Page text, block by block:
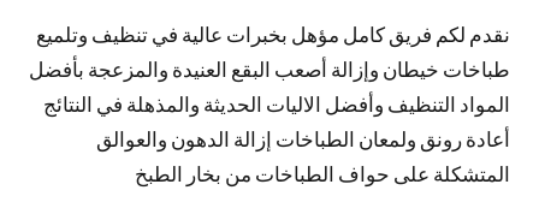
نقدم لكم فريق كامل مؤهل بخبرات عالية في تنظيف وتلميع
طباخات خيطان وإزالة أصعب البقع العنيدة والمزعجة بأفضل
المواد التنظيف وأفضل الاليات الحديثة والمذهلة في النتائج
أعادة رونق ولمعان الطباخات إزالة الدهون والعوالق
المتشكلة على حواف الطباخات من بخار الطبخ